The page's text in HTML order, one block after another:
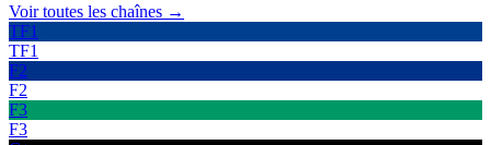
Voir toutes les chaînes →
TF1
TF1
F2
F2
F3
F3